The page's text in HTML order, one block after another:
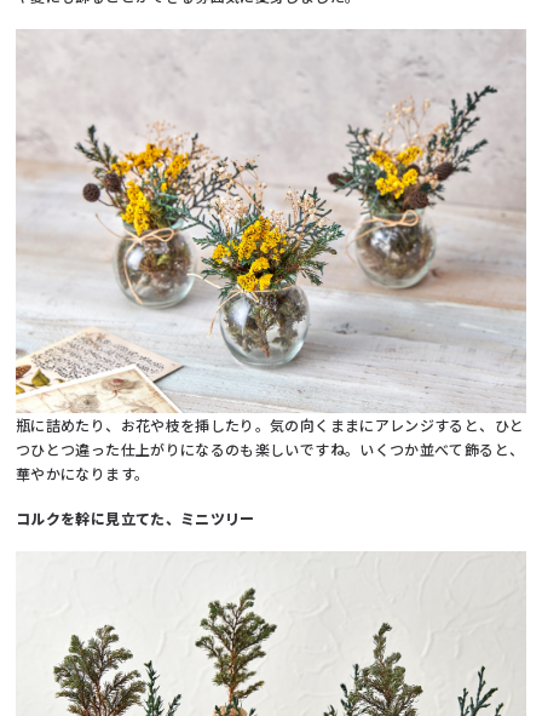
瓶に詰めたり、お花や枝を挿したり。気の向くままにアレンジすると、ひと
つひとつ違った仕上がりになるのも楽しいですね。いくつか並べて飾ると、
華やかになります。
コルクを幹に見立てた、ミニツリー